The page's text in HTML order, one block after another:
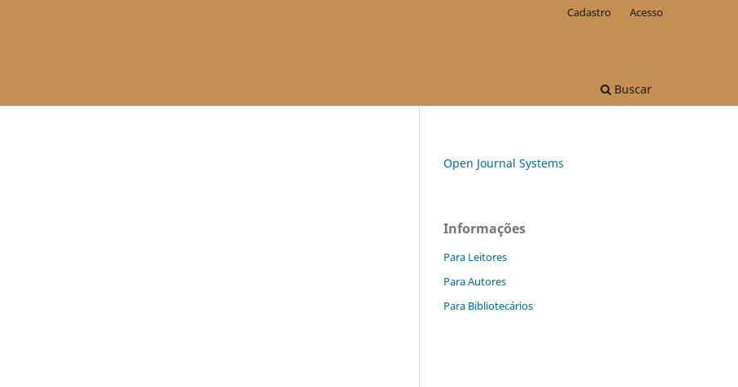
Buscar
Cadastro Acesso
Open Journal Systems
Informações
Para Leitores
Para Autores
Para Bibliotecários